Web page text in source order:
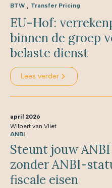
BTW , Transfer Pricing
EU-Hof:
binnen de groep
belaste dienst
Lees verder
april 2026
Wilbert van Vliet
ANBI
Steunt jouw
zonder ANBI-
fiscale eisen